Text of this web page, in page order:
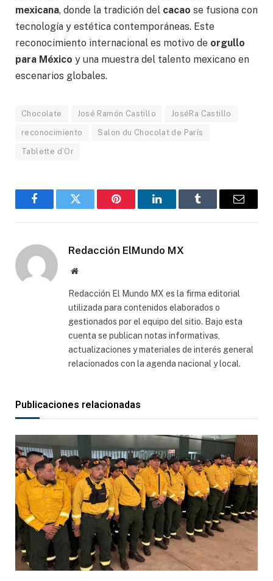
mexicana, donde la tradición del cacao se fusiona con
tecnología y estética contemporáneas. Este
reconocimiento internacional es motivo de orgullo
para México y una muestra del talento mexicano en
escenarios globales.
Chocolate José Ramón Castillo JoséRa Castillo
reconocimiento Salon du Chocolat de París
Tablette d’Or
FacebookGorjeo Pinterest LinkedInTumblr
Correo
Redacción ElMundo MX
Sitio
Redacción El Mundo MX es la firma editorial
utilizada para contenidos elaborados o
gestionados por el equipo del sitio. Bajo esta
cuenta se publican notas informativas,
actualizaciones y materiales de interés general
relacionados con la agenda nacional y local.
Publicaciones relacionadas